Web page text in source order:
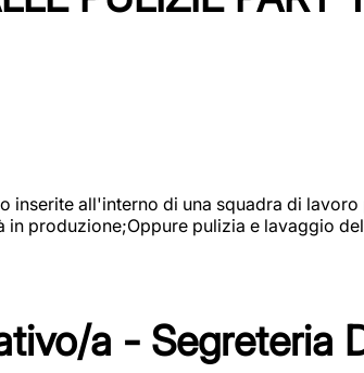
inserite all'interno di una squadra di
produzione;Oppure pulizia e lavaggio
a - Segreteria